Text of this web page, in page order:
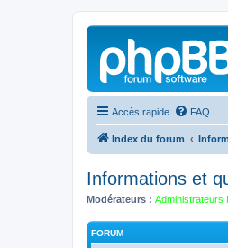
Accès rapide FAQ
Index du forum
Informations et
Modérateurs : Administrateurs
FORUM